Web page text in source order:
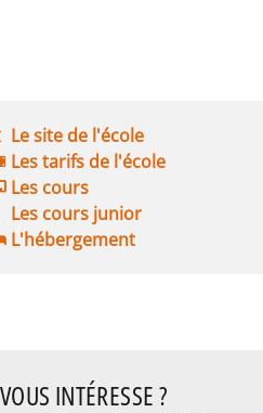
Le site de l'école
Les tarifs de l'école
Les cours
Les cours junior
L'hébergement
INTÉRESSE ?